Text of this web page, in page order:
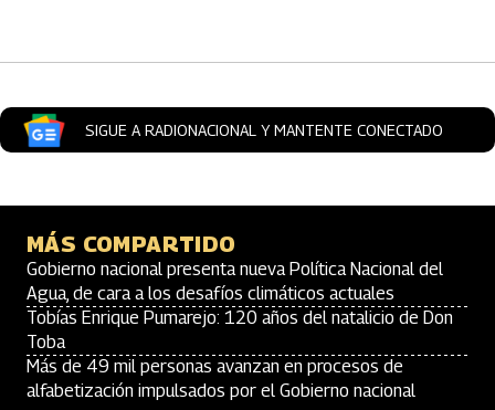
SIGUE A RADIONACIONAL Y MANTENTE CONECTADO
MÁS COMPARTIDO
Gobierno nacional presenta nueva Política Nacional del
Agua, de cara a los desafíos climáticos actuales
Tobías Enrique Pumarejo: 120 años del natalicio de Don
Toba
Más de 49 mil personas avanzan en procesos de
alfabetización impulsados por el Gobierno nacional